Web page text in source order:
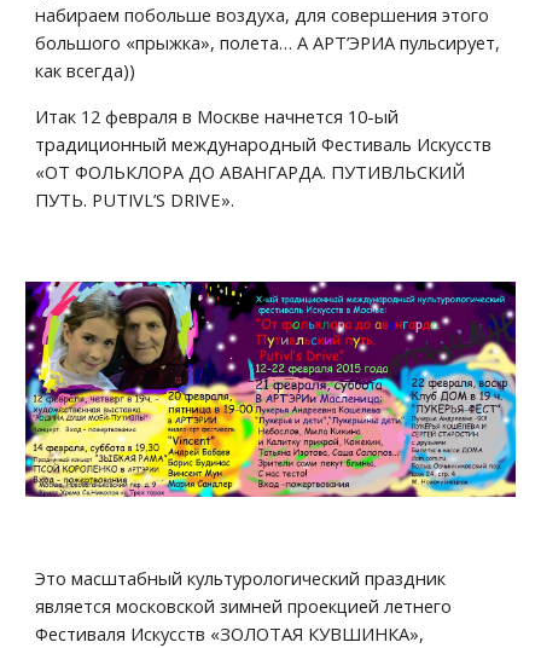
набираем побольше воздуха, для совершения этого
большого «прыжка», полета… А АРТ’ЭРИА пульсирует,
как всегда))
Итак 12 февраля в Москве начнется 10-ый
традиционный международный Фестиваль Искусств
«ОТ ФОЛЬКЛОРА ДО АВАНГАРДА. ПУТИВЛЬСКИЙ
ПУТЬ. PUTIVL’S DRIVE».
Это масштабный культурологический праздник
является московской зимней проекцией летнего
Фестиваля Искусств «ЗОЛОТАЯ КУВШИНКА»,